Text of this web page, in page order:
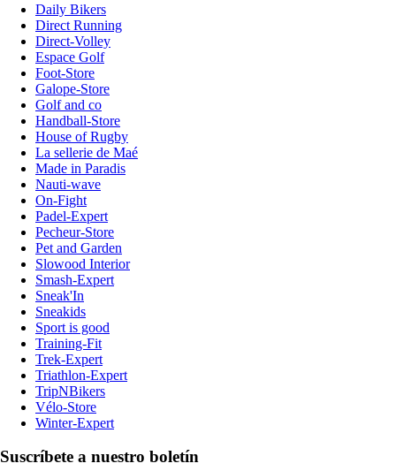
Daily Bikers
Direct Running
Direct-Volley
Espace Golf
Foot-Store
Galope-Store
Golf and co
Handball-Store
House of Rugby
La sellerie de Maé
Made in Paradis
Nauti-wave
On-Fight
Padel-Expert
Pecheur-Store
Pet and Garden
Slowood Interior
Smash-Expert
Sneak'In
Sneakids
Sport is good
Training-Fit
Trek-Expert
Triathlon-Expert
TripNBikers
Vélo-Store
Winter-Expert
Suscríbete a nuestro boletín